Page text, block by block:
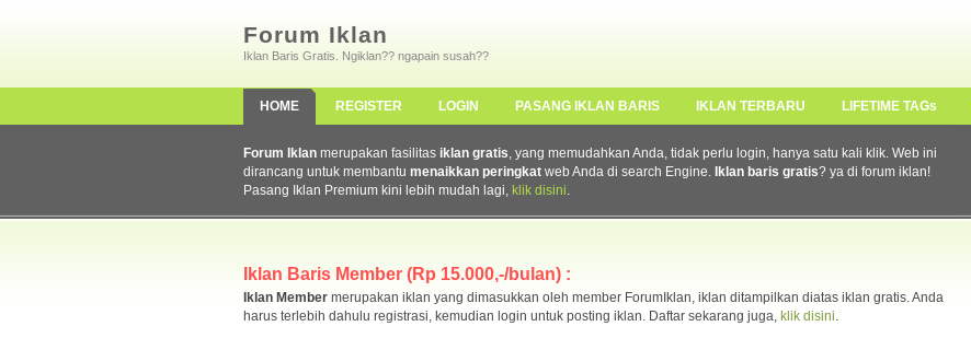
Forum Iklan
Iklan Baris Gratis. Ngiklan?? ngapain susah??
HOME REGISTER LOGIN PASANG IKLAN BARIS IKLAN TERBARU LIFETIME TAGs
Forum Iklan merupakan fasilitas iklan gratis, yang memudahkan Anda, tidak perlu login, hanya satu kali klik. Web ini
dirancang untuk membantu menaikkan peringkat web Anda di search Engine. Iklan baris gratis? ya di forum iklan!
Pasang Iklan Premium kini lebih mudah lagi, klik disini.
Iklan Baris Member (Rp 15.000,-/bulan) :
Iklan Member merupakan iklan yang dimasukkan oleh member ForumIklan, iklan ditampilkan diatas iklan gratis. Anda
harus terlebih dahulu registrasi, kemudian login untuk posting iklan. Daftar sekarang juga, klik disini.